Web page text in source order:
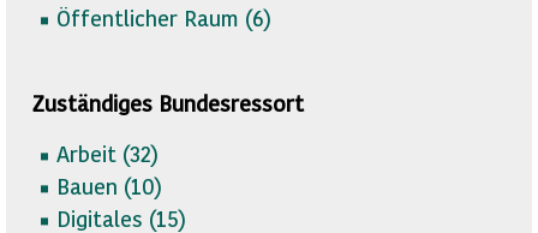
Öffentlicher Raum (6)
Zuständiges Bundesressort
Arbeit (32)
Bauen (10)
Digitales (15)